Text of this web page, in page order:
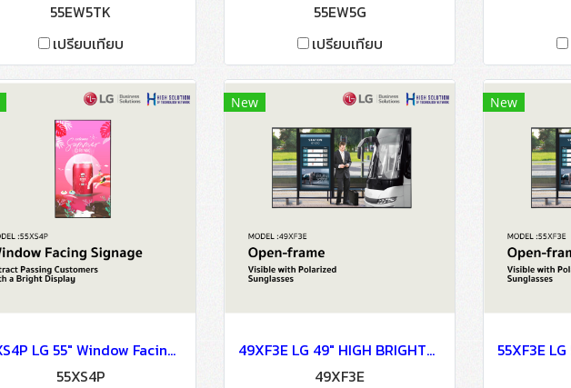
55EW5TK
เปรียบเทียบ
55EW5G
เปรียบเทียบ
55XS4P LG 55" Window Facing Signage OLED Signage Information Display(copy)
55XS4P
New
49XF3E LG 49" HIGH BRIGHTNESS SIGNAGE DISPLAY OLED Signage Information Display
49XF3E
New